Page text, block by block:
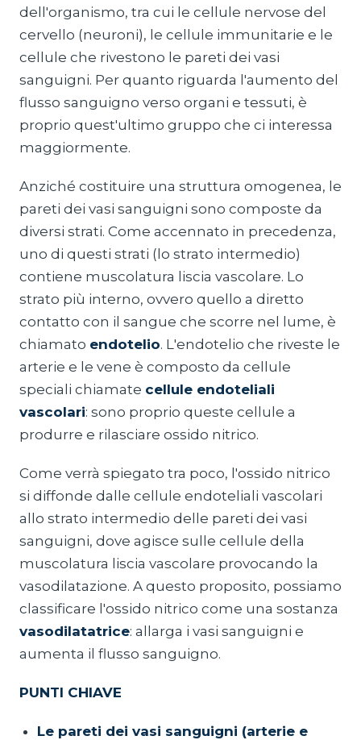
dell'organismo, tra cui le cellule nervose del
cervello (neuroni), le cellule immunitarie e le
cellule che rivestono le pareti dei vasi
sanguigni. Per quanto riguarda l'aumento del
flusso sanguigno verso organi e tessuti, è
proprio quest'ultimo gruppo che ci interessa
maggiormente.
Anziché costituire una struttura omogenea, le
pareti dei vasi sanguigni sono composte da
diversi strati. Come accennato in precedenza,
uno di questi strati (lo strato intermedio)
contiene muscolatura liscia vascolare. Lo
strato più interno, ovvero quello a diretto
contatto con il sangue che scorre nel lume, è
chiamato endotelio. L'endotelio che riveste le
arterie e le vene è composto da cellule
speciali chiamate cellule endoteliali
vascolari: sono proprio queste cellule a
produrre e rilasciare ossido nitrico.
Come verrà spiegato tra poco, l'ossido nitrico
si diffonde dalle cellule endoteliali vascolari
allo strato intermedio delle pareti dei vasi
sanguigni, dove agisce sulle cellule della
muscolatura liscia vascolare provocando la
vasodilatazione. A questo proposito, possiamo
classificare l'ossido nitrico come una sostanza
vasodilatatrice: allarga i vasi sanguigni e
aumenta il flusso sanguigno.
PUNTI CHIAVE
Le pareti dei vasi sanguigni (arterie e